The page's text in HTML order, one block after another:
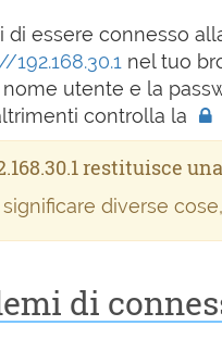
di essere connesso
192.168.30.1 nel tuo
nome utente e la
controlla la
restituisce
diverse
di